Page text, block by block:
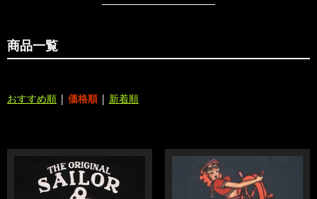
商品一覧
おすすめ順 | 価格順 | 新着順